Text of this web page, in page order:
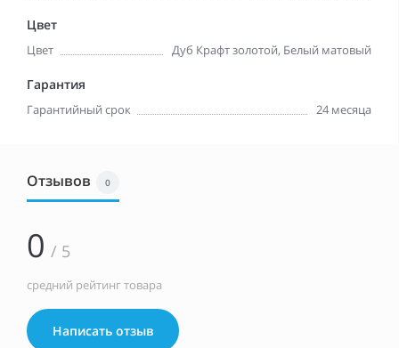
Цвет
Цвет Дуб Крафт золотой, Белый матовый
Гарантия
Гарантийный срок 24 месяца
Отзывов 0
0 / 5
средний рейтинг товара
Написать отзыв